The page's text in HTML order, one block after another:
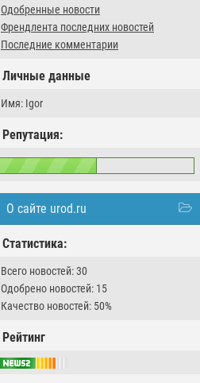
Одобренные новости
Френдлента последних новостей
Последние комментарии
Личные данные
Имя: Igor
Репутация:
О сайте urod.ru
Статистика:
Всего новостей: 30
Одобрено новостей: 15
Качество новостей: 50%
Рейтинг